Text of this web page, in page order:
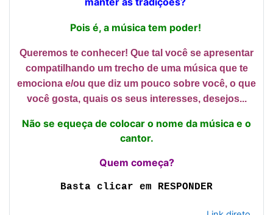
Pois é, a música tem poder!
Queremos te conhecer! Que tal você se apresentar
compatilhando um trecho de uma música que te
emociona e/ou que diz um pouco sobre você, o que
você gosta, quais os seus interesses, desejos...
Não se equeça de colocar o nome da música e o
cantor.
Quem começa?
Basta clicar em RESPONDER